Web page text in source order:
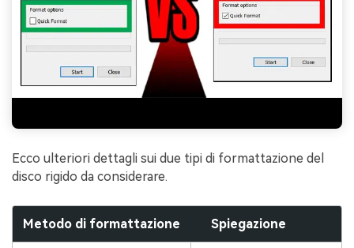
Ecco ulteriori dettagli sui due tipi di formattazione del
disco rigido da considerare.
Metodo di formattazione Spiegazione